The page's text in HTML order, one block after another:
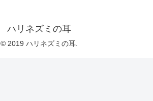
ハリネズミの耳
© 2019 ハリネズミの耳.